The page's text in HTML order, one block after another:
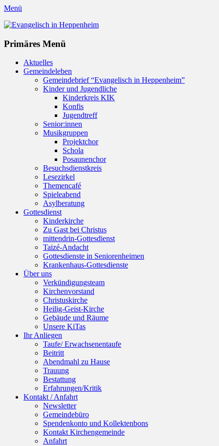
Menü
Evangelisch in Heppenheim
Primäres Menü
Zum
Inhalt
Aktuelles
Gemeindeleben
Gemeindebrief “Evangelisch in Heppenheim”
Kinder und Jugendliche
Kinderkreis KIK
Konfis
Jugendtreff
Senior:innen
Musikgruppen
Projektchor
Schola
Posaunenchor
Besuchsdienstkreis
Lesezirkel
Themencafé
Spieleabend
Asylberatung
Gottesdienst
Kinderkirche
Zu Gast bei Christus
mittendrin-Gottesdienst
Taizé-Andacht
Gottesdienste in Seniorenheimen
Krankenhaus-Gottesdienste
Über uns
Verkündigungsteam
Kirchenvorstand
Christuskirche
Heilig-Geist-Kirche
Gebäude und Räume
Unsere KiTas
Ihr Anliegen
Taufe/ Erwachsenentaufe
Beitritt
Abendmahl zu Hause
Trauung
Bestattung
Erfahrungen/Kritik
Kontakt / Anfahrt
Newsletter
Gemeindebüro
Spendenkonto und Kollektenbons
Kontakt Kirchengemeinde
Anfahrt